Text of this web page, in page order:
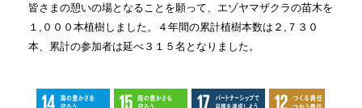
皆さまの憩いの場となることを願って、エゾヤマザクラの苗木を
１
０００本植樹しました。４年間の累計植樹本数は２
７３０
本、累計の参加者は延べ３１５名となりました。